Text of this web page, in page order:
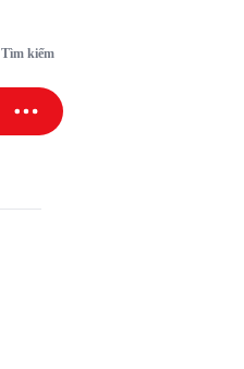
Tìm kiếm
SAO SPORT